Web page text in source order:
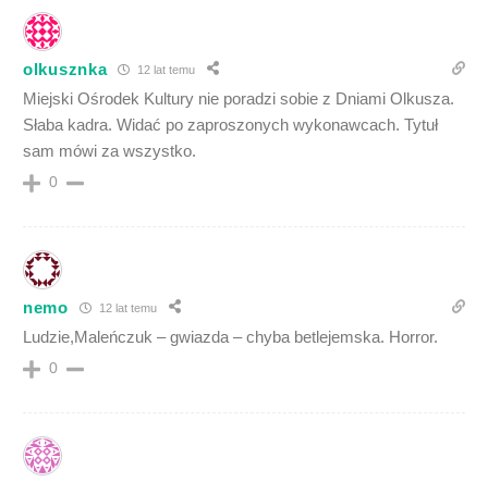
olkusznka 12 lat temu
Miejski Ośrodek Kultury nie poradzi sobie z Dniami Olkusza.
Słaba kadra. Widać po zaproszonych wykonawcach. Tytuł
sam mówi za wszystko.
0
nemo 12 lat temu
Ludzie,Maleńczuk – gwiazda – chyba betlejemska. Horror.
0